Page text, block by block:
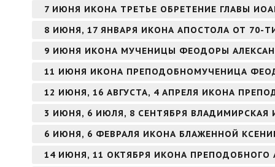
7 ИЮНЯ ИКОНА ТРЕТЬЕ ОБРЕТЕНИЕ ГЛАВЫ
8 ИЮНЯ, 17 ЯНВАРЯ ИКОНА АПОСТОЛА ОТ 70-
9 ИЮНЯ ИКОНА МУЧЕНИЦЫ ФЕОДОРЫ
11 ИЮНЯ ИКОНА ПРЕПОДОБНОМУЧЕНИЦА
12 ИЮНЯ, 16 АВГУСТА, 4 АПРЕЛЯ ИКОНА
3 ИЮНЯ, 6 ИЮЛЯ, 8 СЕНТЯБРЯ
6 ИЮНЯ, 6 ФЕВРАЛЯ ИКОНА БЛАЖЕННОЙ
14 ИЮНЯ, 11 ОКТЯБРЯ ИКОНА ПРЕПОДОБНОГО